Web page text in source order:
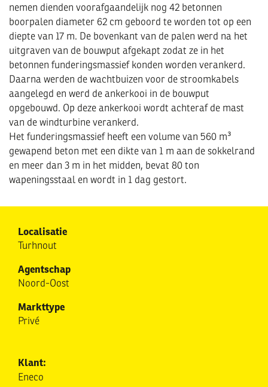
nemen dienden voorafgaandelijk nog 42 betonnen
boorpalen diameter 62 cm geboord te worden tot op een
diepte van 17 m. De bovenkant van de palen werd na het
uitgraven van de bouwput afgekapt zodat ze in het
betonnen funderingsmassief konden worden verankerd.
Daarna werden de wachtbuizen voor de stroomkabels
aangelegd en werd de ankerkooi in de bouwput
opgebouwd. Op deze ankerkooi wordt achteraf de mast
van de windturbine verankerd.
Het funderingsmassief heeft een volume van 560 m³
gewapend beton met een dikte van 1 m aan de sokkelrand
en meer dan 3 m in het midden, bevat 80 ton
wapeningsstaal en wordt in 1 dag gestort.
Localisatie
Turhnout
Agentschap
Noord-Oost
Markttype
Privé
Klant:
Eneco